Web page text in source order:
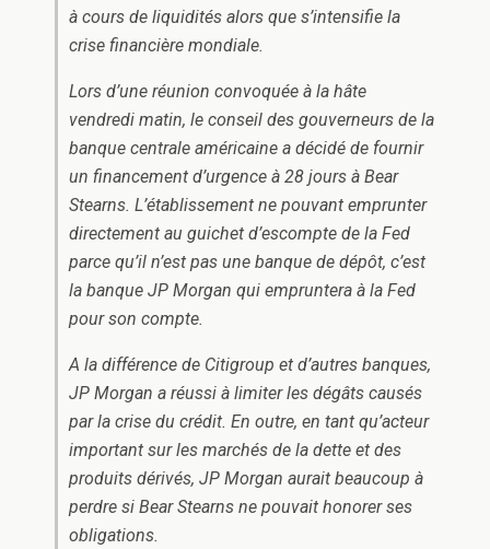
à cours de liquidités alors que s’intensifie la
crise financière mondiale.
Lors d’une réunion convoquée à la hâte
vendredi matin, le conseil des gouverneurs de la
banque centrale américaine a décidé de fournir
un financement d’urgence à 28 jours à Bear
Stearns. L’établissement ne pouvant emprunter
directement au guichet d’escompte de la Fed
parce qu’il n’est pas une banque de dépôt, c’est
la banque JP Morgan qui empruntera à la Fed
pour son compte.
A la différence de Citigroup et d’autres banques,
JP Morgan a réussi à limiter les dégâts causés
par la crise du crédit. En outre, en tant qu’acteur
important sur les marchés de la dette et des
produits dérivés, JP Morgan aurait beaucoup à
perdre si Bear Stearns ne pouvait honorer ses
obligations.